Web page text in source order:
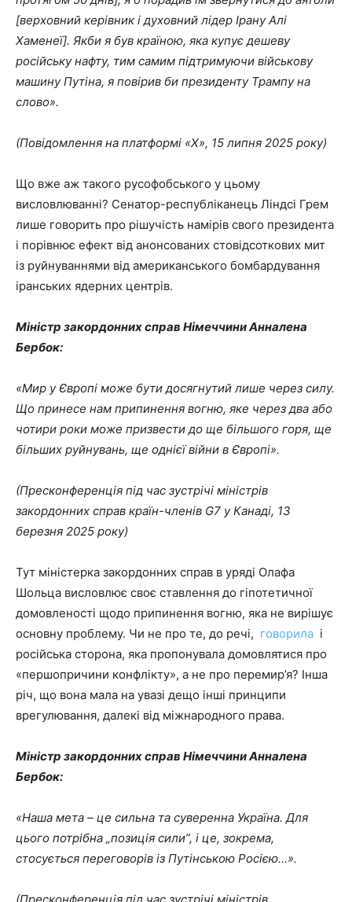
[верховний керівник і духовний лідер Ірану Алі
Хаменеї]. Якби я був країною, яка купує дешеву
російську нафту, тим самим підтримуючи військову
машину Путіна, я повірив би президенту Трампу на
слово».
(Повідомлення на платформі «Х», 15 липня 2025 року)
Що вже аж такого русофобського у цьому
висловлюванні? Сенатор-республіканець Ліндсі Грем
лише говорить про рішучість намірів свого президента
і порівнює ефект від анонсованих стовідсоткових мит
із руйнуваннями від американського бомбардування
іранських ядерних центрів.
Міністр закордонних справ Німеччини Анналена
Бербок:
«Мир у Європі може бути досягнутий лише через силу.
Що принесе нам припинення вогню, яке через два або
чотири роки може призвести до ще більшого горя, ще
більших руйнувань, ще однієї війни в Європі».
(Пресконференція під час зустрічі міністрів
закордонних справ країн-членів G7 у Канаді, 13
березня 2025 року)
Тут міністерка закордонних справ в уряді Олафа
Шольца висловлює своє ставлення до гіпотетичної
домовленості щодо припинення вогню, яка не вирішує
основну проблему. Чи не про те, до речі, говорила і
російська сторона, яка пропонувала домовлятися про
«першопричини конфлікту», а не про перемир’я? Інша
річ, що вона мала на увазі дещо інші принципи
врегулювання, далекі від міжнародного права.
Міністр закордонних справ Німеччини Анналена
Бербок:
«Наша мета – це сильна та суверенна Україна. Для
цього потрібна „позиція сили”, і це, зокрема,
стосується переговорів із Путінською Росією…».